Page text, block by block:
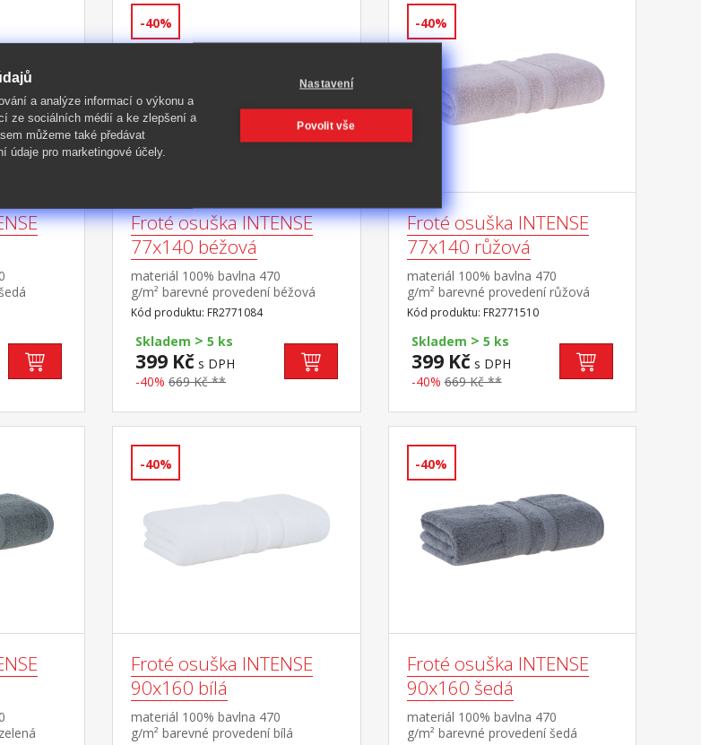
-40%
Froté osuška INTENSE
77x140 béžová
materiál 100% bavlna 470
g/m² barevné provedení béžová
Kód produktu: FR2771084
Skladem > 5 ks
399 Kč s DPH
-40% 669 Kč **
-40%
Froté osuška INTENSE
77x140 růžová
materiál 100% bavlna 470
g/m² barevné provedení růžová
Kód produktu: FR2771510
Skladem > 5 ks
399 Kč s DPH
-40% 669 Kč **
-40%
Froté osuška INTENSE
90x160 bílá
materiál 100% bavlna 470
g/m² barevné provedení bílá
-40%
Froté osuška INTENSE
90x160 šedá
materiál 100% bavlna 470
g/m² barevné provedení šedá
a analýze informací o výkonu a
ze sociálních médií a ke zlepšení a
můžeme také předávat
údaje pro marketingové účely.
Nastavení
Povolit vše